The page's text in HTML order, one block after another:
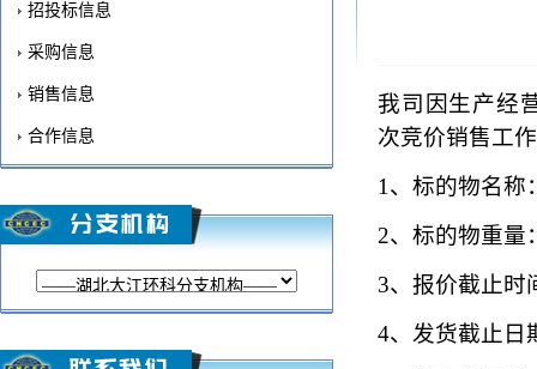
我司因生产经
次竞价销售工
1、 标的物名称
2、 标的物重量
3、 报价截止时
4、 发货截止日
招投标信息
采购信息
销售信息
合作信息